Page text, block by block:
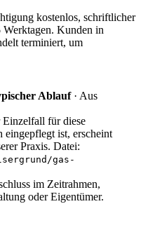
kostenlos, schriftlicher
Werktagen. Kunden in
terminiert, um
Ablauf· Aus
Einzelfall für diese
ist, erscheint
Praxis. Datei:
/gas-
im Zeitrahmen,
oder Eigentümer.